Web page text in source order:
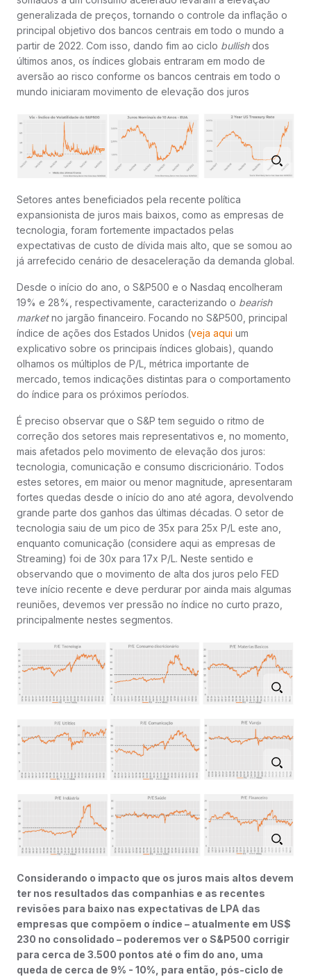
generalizada de preços, tornando o controle da inflação o
principal objetivo dos bancos centrais em todo o mundo a
partir de 2022. Com isso, dando fim ao ciclo bullishdos
últimos anos, os índices globais entraram em modo de
aversão ao risco conforme os bancos centrais em todo o
mundo iniciaram movimento de elevação dos juros
Setores antes beneficiados pela recente política
expansionista de juros mais baixos, como as empresas de
tecnologia, foram fortemente impactados pelas
expectativas de custo de dívida mais alto, que se somou ao
já arrefecido cenário de desaceleração da demanda global.
Desde o início do ano, o S&P500 e o Nasdaq encolheram
19% e 28%, respectivamente, caracterizando o bearish
marketno jargão financeiro. Focando no S&P500, principal
índice de ações dos Estados Unidos (veja aqui um
explicativo sobre os principais índices globais), quando
olhamos os múltiplos de P/L, métrica importante de
mercado, temos indicações distintas para o comportamento
do índice para os próximos períodos.
É preciso observar que o S&P tem seguido o ritmo de
correção dos setores mais representativos e, no momento,
mais afetados pelo movimento de elevação dos juros:
tecnologia, comunicação e consumo discricionário. Todos
estes setores, em maior ou menor magnitude, apresentaram
fortes quedas desde o início do ano até agora, devolvendo
grande parte dos ganhos das últimas décadas. O setor de
tecnologia saiu de um pico de 35x para 25x P/L este ano,
enquanto comunicação (considere aqui as empresas de
Streaming) foi de 30x para 17x P/L. Neste sentido e
observando que o movimento de alta dos juros pelo FED
teve início recente e deve perdurar por ainda mais algumas
reuniões, devemos ver pressão no índice no curto prazo,
principalmente nestes segmentos.
Considerando o impacto que os juros mais altos devem
ter nos resultados das companhias e as recentes
revisões para baixo nas expectativas de LPA das
empresas que compõem o índice – atualmente em US$
230 no consolidado – poderemos ver o S&P500 corrigir
para cerca de 3.500 pontos até o fim do ano, uma
queda de cerca de 9% - 10%, para então, pós-ciclo de